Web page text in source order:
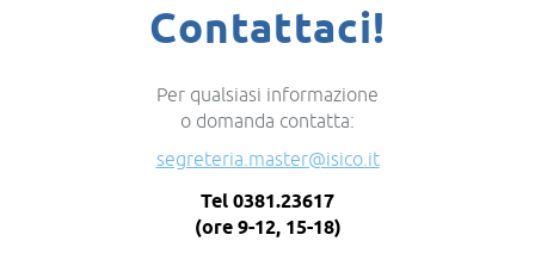
Contattaci!
Per qualsiasi informazione
o domanda contatta:
segreteria.master@isico.it
Tel 0381.23617
(ore 9-12, 15-18)